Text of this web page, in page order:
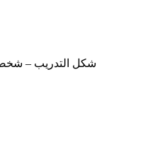
شكل التدريب –